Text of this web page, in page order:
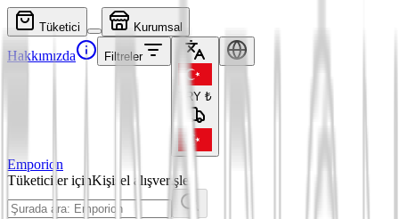
Tüketici Kurumsal
Hakkımızda Filtreler
TRY ₺
Emporion
Tüketiciler içinKişisel alışverişler